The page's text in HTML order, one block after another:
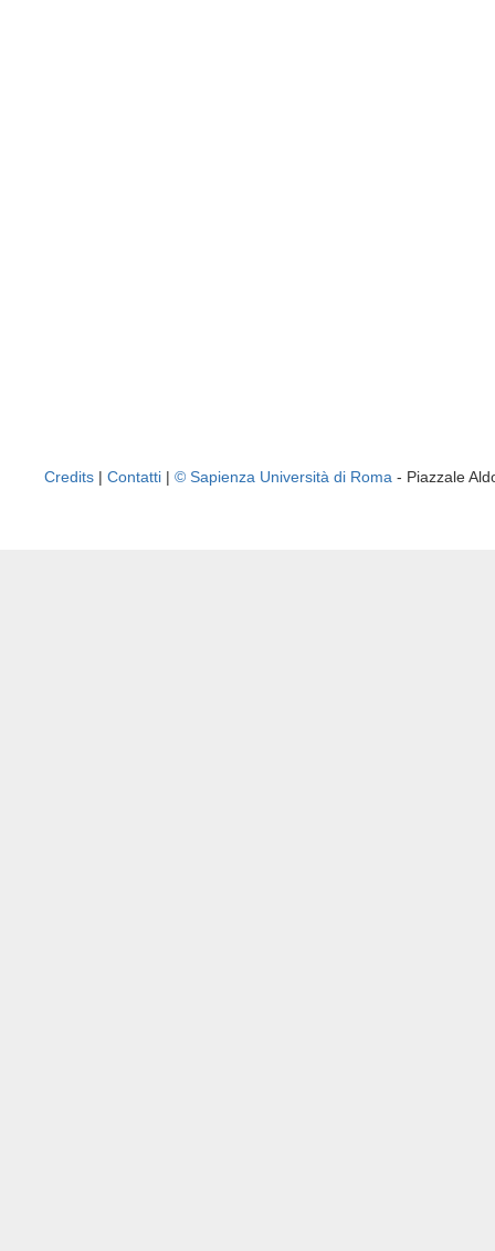
Credits | Contatti | © Sapienza Università di Roma - Piazzale